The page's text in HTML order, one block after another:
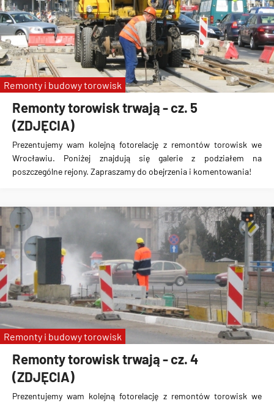
Remonty torowisk trwają - cz. 5
(ZDJĘCIA)
Prezentujemy wam kolejną fotorelację z remontów torowisk we
Wrocławiu. Poniżej znajdują się galerie z podziałem na
poszczególne rejony. Zapraszamy do obejrzenia i komentowania!
Remonty i budowy torowisk
Remonty torowisk trwają - cz. 4
(ZDJĘCIA)
Prezentujemy wam kolejną fotorelację z remontów torowisk we
Remonty i budowy torowisk